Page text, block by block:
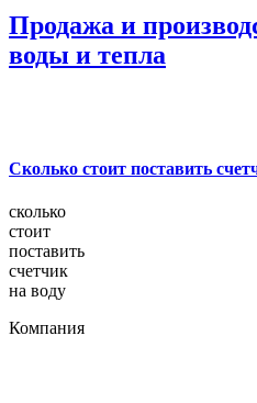
Продажа и
воды и тепла
Сколько стоит поставить
сколько
стоит
поставить
счетчик
на воду
Компания